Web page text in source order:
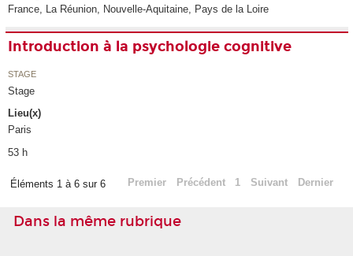
France, La Réunion, Nouvelle-Aquitaine, Pays de la Loire
Introduction à la psychologie cognitive
STAGE
Stage
Lieu(x)
Paris
53 h
Éléments 1 à 6 sur 6 Premier Précédent 1 Suivant Dernier
Dans la même rubrique